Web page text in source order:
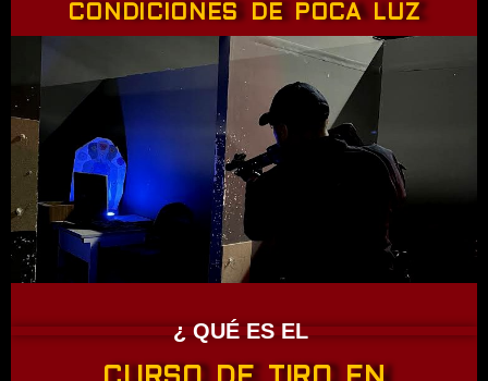
CONDICIONES DE POCA LUZ
¿ QUÉ ES EL